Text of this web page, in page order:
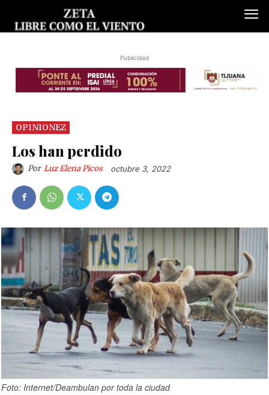
Publicidad
OPINIONEZ
Los han perdido
Por Luz Elena Picos octubre 3, 2022
Foto: Internet/Deambulan por toda la ciudad